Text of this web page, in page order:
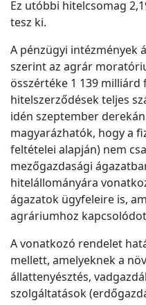
Ez utóbbi hitelcsomag
tesz ki.
A pénzügyi intézmények
szerint az agrár
összértéke 1 139
hitelszerződések teljes
idén szeptember
magyarázhatók, hogy a
feltételei alapján) nem
mezőgazdasági
hitelállományára
ágazatok ügyfeleire is,
agráriumhoz
A vonatkozó rendelet
mellett, amelyeknek a
állattenyésztés,
szolgáltatások